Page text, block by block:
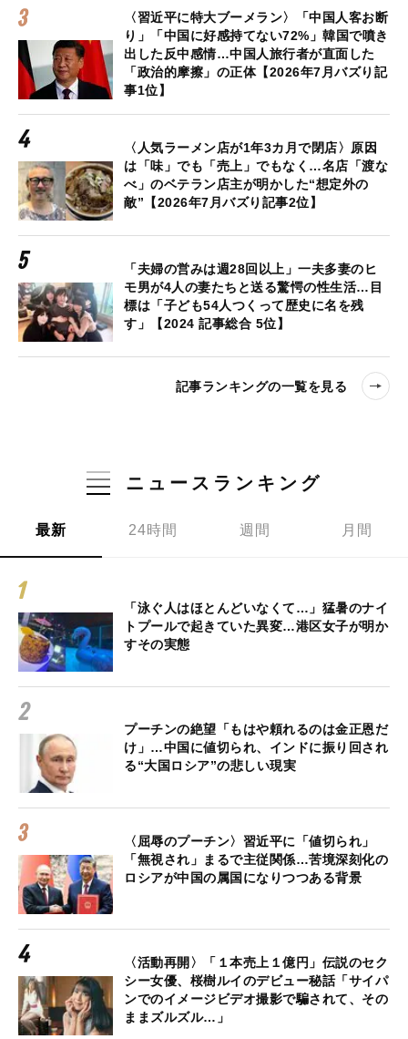
〈習近平に特大ブーメラン〉「中国人客お断
り」「中国に好感持てない72%」韓国で噴き
出した反中感情…中国人旅行者が直面した
「政治的摩擦」の正体【2026年7月バズり記
事1位】
〈人気ラーメン店が1年3カ月で閉店〉原因
は「味」でも「売上」でもなく…名店「渡な
べ」のベテラン店主が明かした“想定外の
敵”【2026年7月バズり記事2位】
「夫婦の営みは週28回以上」一夫多妻のヒ
モ男が4人の妻たちと送る驚愕の性生活…目
標は「子ども54人つくって歴史に名を残
す」【2024 記事総合 5位】
記事ランキングの一覧を見る
ニュースランキング
最新 24時間 週間 月間
「泳ぐ人はほとんどいなくて…」猛暑のナイ
トプールで起きていた異変…港区女子が明か
すその実態
プーチンの絶望「もはや頼れるのは金正恩だ
け」…中国に値切られ、インドに振り回され
る“大国ロシア”の悲しい現実
〈屈辱のプーチン〉習近平に「値切られ」
「無視され」まるで主従関係…苦境深刻化の
ロシアが中国の属国になりつつある背景
〈活動再開〉「１本売上１億円」伝説のセク
シー女優、桜樹ルイのデビュー秘話「サイパ
ンでのイメージビデオ撮影で騙されて、その
ままズルズル…」